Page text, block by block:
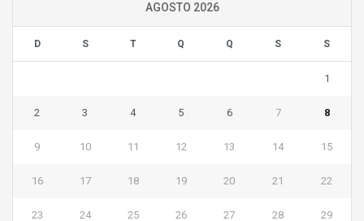
AGOSTO 2026
D S T Q Q S S
1
2 3 4 5 6 7 8
9 10 11 12 13 14 15
16 17 18 19 20 21 22
23 24 25 26 27 28 29